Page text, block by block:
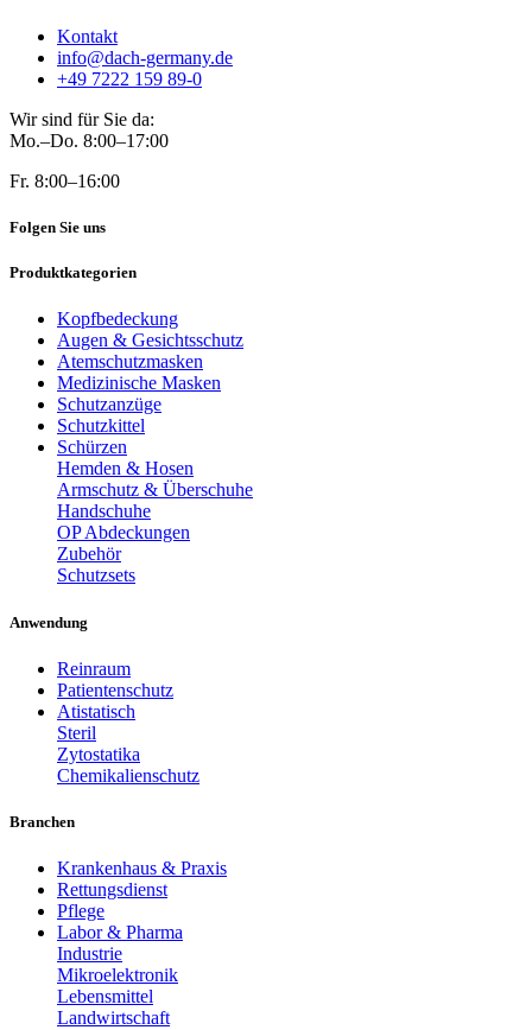
Kontakt
info@dach-germany.de
+49 7222 159 89-0
Wir sind für Sie da:
Mo.–Do. 8:00–17:00
Fr. 8:00–16:00
Folgen Sie uns
Produktkategorien
Kopfbedeckung
Augen & Gesichtsschutz
Atemschutzmasken
Medizinische Masken
Schutzanzüge
Schutzkittel
Schürzen
Hemden & Hosen
Armschutz & Überschuhe
Handschuhe
OP Abdeckungen
Zubehör
Schutzsets
Anwendung
Reinraum
Patientenschutz
Atistatisch
Steril
Zytostatika
Chemikalienschutz
Branchen
Krankenhaus & Praxis
Rettungsdienst
Pflege
Labor & Pharma
Industrie
Mikroelektronik
Lebensmittel
Landwirtschaft